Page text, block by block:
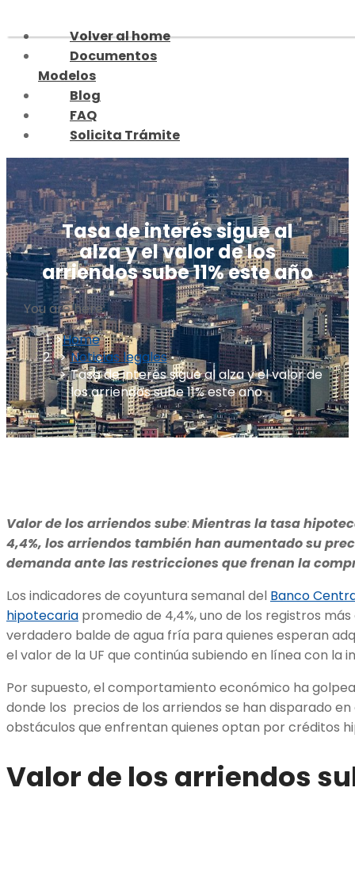
to
content
Volver al home
Documentos
Modelos
Blog
FAQ
Solicita Trámite
Tasa de interés sigue al
alza y el valor de los
arriendos sube 11% este año
You are here:
Home
Noticias legales
Tasa de interés sigue al alza y el valor de
los arriendos sube 11% este año
Valor de los arriendos sube:Mientras la tasa
4,4%, los arriendos también han aumentado su
demanda ante las restricciones que frenan la
Los indicadores de coyuntura semanal del Banco
hipotecaria promedio de 4,4%, uno de los registros
verdadero balde de agua fría para quienes esperan
el valor de la UF que continúa subiendo en línea con la
Por supuesto, el comportamiento económico ha
donde los precios de los arriendos se han disparado
obstáculos que enfrentan quienes optan por créditos
Valor de los arriendos